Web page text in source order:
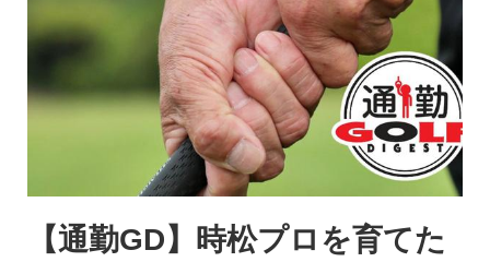
【通勤GD】時松プロを育てた